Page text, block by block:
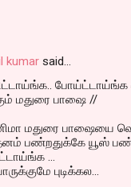
kumar said…
போய்ட்டாய்ங்க
மதுரை பாஷை //
மதுரை பாஷையை
பண்றதுக்கே யூஸ்
...
புடிக்கல...